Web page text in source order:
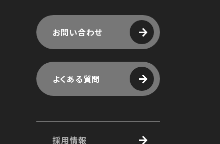
お問い合わせ
よくある質問
採用情報